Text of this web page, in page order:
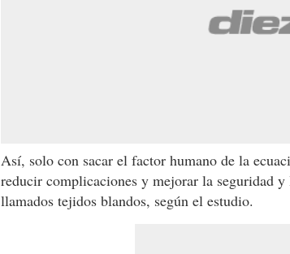
Así, solo con sacar el factor humano de la
reducir complicaciones y mejorar la seguridad
llamados tejidos blandos, según el estudio.